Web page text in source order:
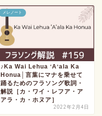
メレノート
♪Ka Wai Lehua ʻAʻala Ka
Honua│言葉にマナを乗せて
踊るためのフラソング歌詞・
解説［カ・ワイ・レフア・ア
アラ・カ・ホヌア］
2022年2月4日